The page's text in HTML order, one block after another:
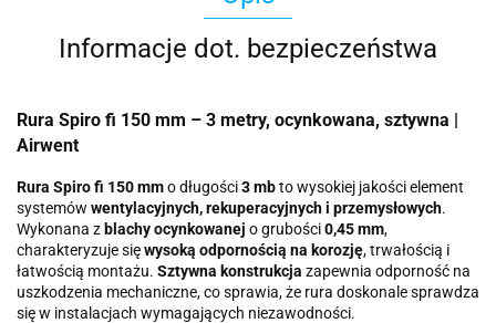
Informacje dot. bezpieczeństwa
Rura Spiro fi 150 mm – 3 metry, ocynkowana, sztywna |
Airwent
Rura Spiro fi 150 mmo długości3 mbto wysokiej jakości element
systemów wentylacyjnych, rekuperacyjnych i przemysłowych.
Wykonana zblachy ocynkowanej o grubości0,45 mm,
charakteryzuje sięwysoką odpornością na korozję, trwałością i
łatwością montażu. Sztywna konstrukcja zapewnia odporność na
uszkodzenia mechaniczne, co sprawia, że rura doskonale sprawdza
się w instalacjach wymagających niezawodności.